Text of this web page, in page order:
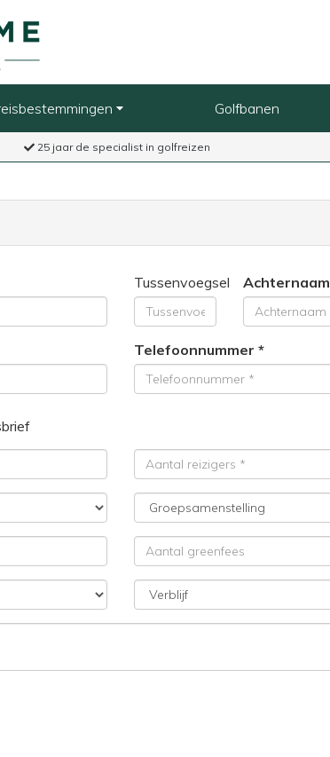
Golfbanen
25 jaar de specialist in golfreizen
Tussenvoegsel Achternaam
Telefoonnummer
Aantal
reizigers
Groepsamenstelling
Aantal
greenfees
Verblijf